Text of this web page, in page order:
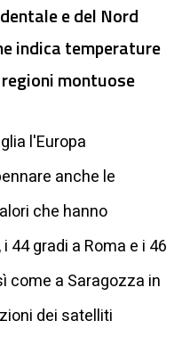
e del Nord
indica temperature
montuose
l'Europa
anche le
che hanno
44 gradi a Roma e i 46
come a Saragozza in
dei satelliti